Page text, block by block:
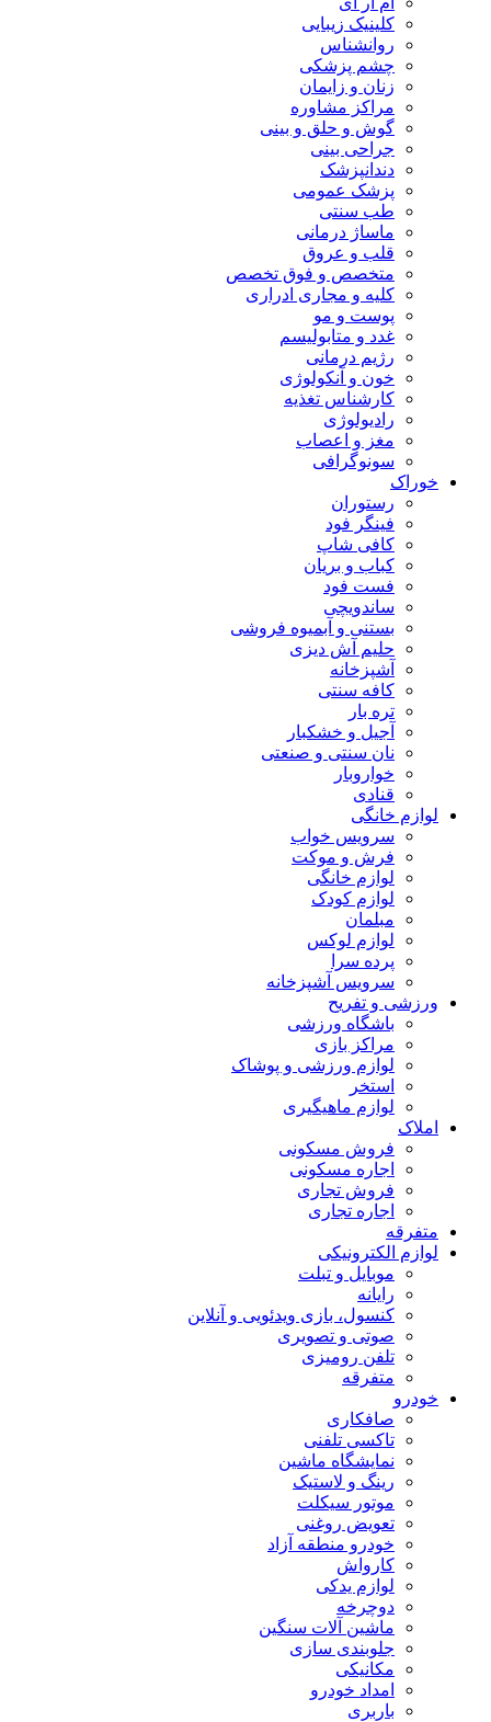
کلینیک زیبایی
روانشناس
چشم پزشکی
زنان و زایمان
مراکز مشاوره
گوش و حلق و بینی
جراحی بینی
دندانپزشک
پزشک عمومی
طب سنتی
ماساژ درمانی
قلب و عروق
متخصص و فوق تخصص
کلیه و مجاری ادراری
پوست و مو
غدد و متابولیسم
رژیم درمانی
خون و آنکولوژی
کارشناس تغذیه
رادیولوژی
مغز و اعصاب
سونوگرافی
خوراک
رستوران
فینگر فود
کافی شاپ
کباب و بریان
فست فود
ساندویچی
بستنی و آبمیوه فروشی
حلیم آش دیزی
آشپزخانه
کافه سنتی
تره بار
آجیل و خشکبار
نان سنتی و صنعتی
خواروبار
قنادی
لوازم خانگی
سرویس خواب
فرش و موکت
لوازم خانگی
لوازم کودک
مبلمان
لوازم لوکس
پرده سرا
سرویس آشپزخانه
ورزشی و تفریح
باشگاه ورزشی
مراکز بازی
لوازم ورزشی و پوشاک
استخر
لوازم ماهیگیری
املاک
فروش مسکونی
اجاره مسکونی
فروش تجاری
اجاره تجاری
متفرقه
لوازم الکترونیکی
موبایل و تبلت
رایانه
کنسول، بازی‌ ویدئویی و آنلاین
صوتی و تصویری
تلفن رومیزی
متفرقه
خودرو
صافکاری
تاکسی تلفنی
نمایشگاه ماشین
رینگ و لاستیک
موتور سیکلت
تعویض روغنی
خودرو منطقه آزاد
کارواش
لوازم یدکی
دوچرخه
ماشین آلات سنگین
جلوبندی سازی
مکانیکی
امداد خودرو
باربری